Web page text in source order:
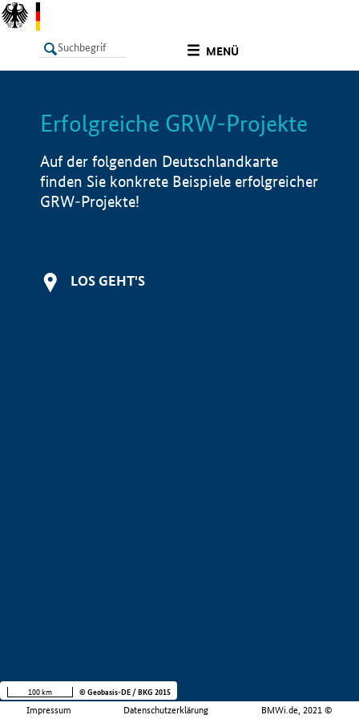
MENÜ
LISTE Info
Erfolgreiche GRW-Projekte
Auf der folgenden Deutschlandkarte
finden Sie konkrete Beispiele erfolgreicher
GRW-Projekte!
LOS GEHT'S
Impressum Datenschutzerklärung BMWi.de, 2021 ©
100 km © Geobasis-DE / BKG 2015